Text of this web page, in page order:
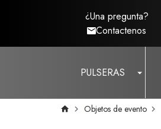
¿Una pregunta?
Contactenos
PULSERAS
Objetos de evento